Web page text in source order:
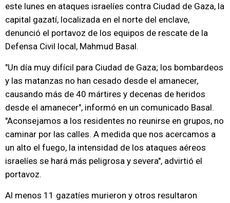
este lunes en ataques israelíes contra Ciudad de Gaza, la
capital gazatí, localizada en el norte del enclave,
denunció el portavoz de los equipos de rescate de la
Defensa Civil local, Mahmud Basal.
"Un día muy difícil para Ciudad de Gaza; los bombardeos
y las matanzas no han cesado desde el amanecer,
causando más de 40 mártires y decenas de heridos
desde el amanecer", informó en un comunicado Basal.
"Aconsejamos a los residentes no reunirse en grupos, no
caminar por las calles. A medida que nos acercamos a
un alto el fuego, la intensidad de los ataques aéreos
israelíes se hará más peligrosa y severa", advirtió el
portavoz.
Al menos 11 gazatíes murieron y otros resultaron